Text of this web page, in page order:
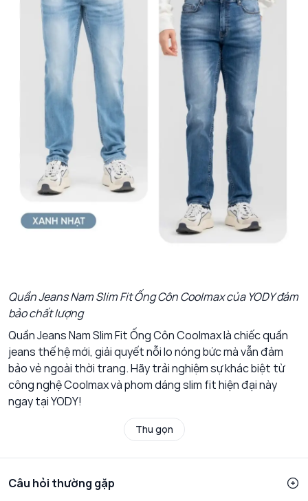
Quần Jeans Nam Slim Fit Ống Côn Coolmax của YODY đảm
bảo chất lượng
Quần Jeans Nam Slim Fit Ống Côn Coolmax là chiếc quần
jeans thế hệ mới, giải quyết nỗi lo nóng bức mà vẫn đảm
bảo vẻ ngoài thời trang. Hãy trải nghiệm sự khác biệt từ
công nghệ Coolmax và phom dáng slim fit hiện đại này
ngay tại YODY!
Thu gọn
Câu hỏi thường gặp